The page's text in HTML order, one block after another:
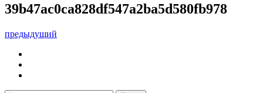
39b47ac0ca828df547a2ba5d580fb978
предыдущий